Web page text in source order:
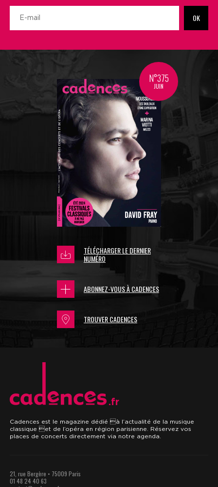
OK
N°375
JUIN
TÉLÉCHARGER LE DERNIER
NUMÉRO
ABONNEZ-VOUS À CADENCES
TROUVER CADENCES
.fr
Cadences est le magazine dédié à l’actualité de la musique
classique et de l’opéra en région parisienne. Réservez vos
places de concerts directement via notre agenda.
21, rue Bergère • 75009 Paris
01 48 24 40 63